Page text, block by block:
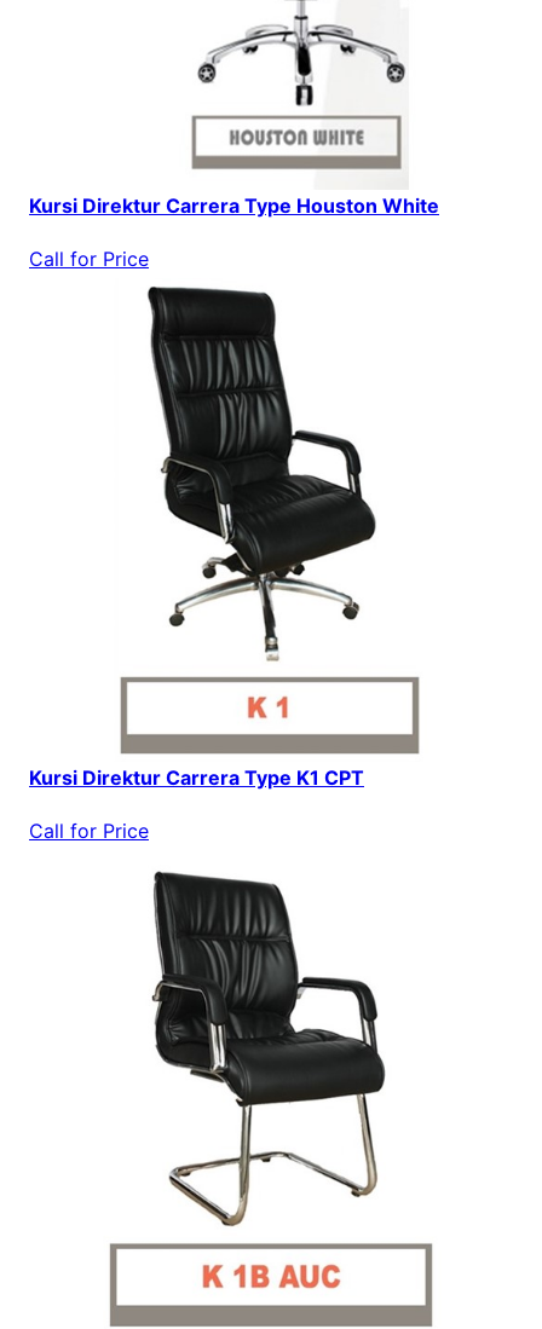
Kursi Direktur Carrera Type Houston White
Call for Price
Kursi Direktur Carrera Type K1 CPT
Call for Price